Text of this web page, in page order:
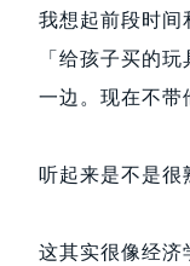
我想起前段时间
「给孩子买的
一边。现在不带
听起来是不是很
这其实很像经济